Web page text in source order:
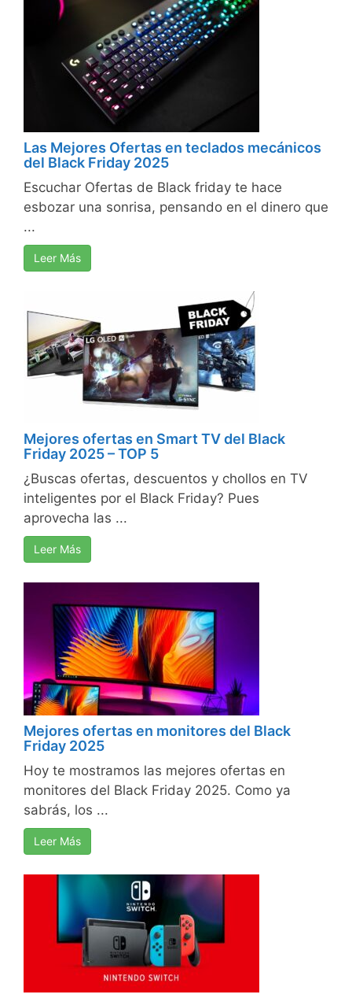
Las Mejores Ofertas en teclados mecánicos
del Black Friday 2025
Escuchar Ofertas de Black friday te hace
esbozar una sonrisa, pensando en el dinero que
...
Leer Más
Mejores ofertas en Smart TV del Black
Friday 2025 – TOP 5
¿Buscas ofertas, descuentos y chollos en TV
inteligentes por el Black Friday? Pues
aprovecha las ...
Leer Más
Mejores ofertas en monitores del Black
Friday 2025
Hoy te mostramos las mejores ofertas en
monitores del Black Friday 2025. Como ya
sabrás, los ...
Leer Más